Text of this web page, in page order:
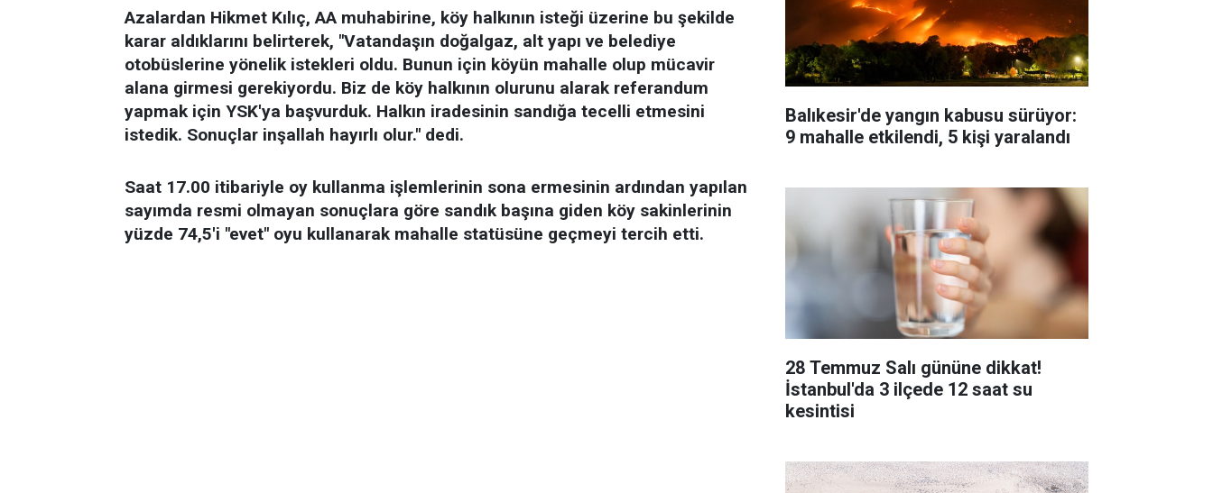
Azalardan Hikmet Kılıç, AA muhabirine, köy halkının isteği üzerine bu şekilde
karar aldıklarını belirterek, "Vatandaşın doğalgaz, alt yapı ve belediye
otobüslerine yönelik istekleri oldu. Bunun için köyün mahalle olup mücavir
alana girmesi gerekiyordu. Biz de köy halkının olurunu alarak referandum
yapmak için YSK'ya başvurduk. Halkın iradesinin sandığa tecelli etmesini
istedik. Sonuçlar inşallah hayırlı olur." dedi.
Saat 17.00 itibariyle oy kullanma işlemlerinin sona ermesinin ardından yapılan
sayımda resmi olmayan sonuçlara göre sandık başına giden köy sakinlerinin
yüzde 74,5'i "evet" oyu kullanarak mahalle statüsüne geçmeyi tercih etti.
Balıkesir'de yangın kabusu sürüyor:
9 mahalle etkilendi, 5 kişi yaralandı
28 Temmuz Salı gününe dikkat!
İstanbul'da 3 ilçede 12 saat su
kesintisi